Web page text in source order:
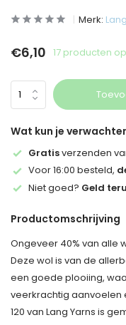
Merk: Lang
€6,10 17 producten
Wat kun je
Gratisverzenden
Voor 16:00 besteld,
Niet goed? Geld
Productomschrijving
Ongeveer 40% van alle
Deze wol is van de
een goede plooiing,
veerkrachtig aanvoelen
120 van Lang Yarns is